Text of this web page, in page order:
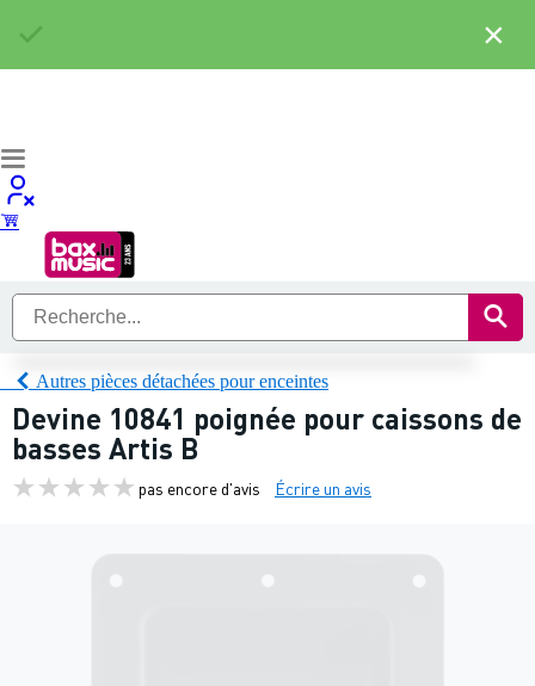
Autres pièces détachées pour enceintes
Devine 10841 poignée pour caissons de
basses Artis B
pas encore d'avis Écrire un avis
×